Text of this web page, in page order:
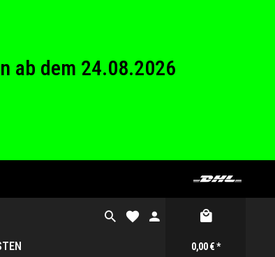
ab dem 24.08.2026
0,00 € *